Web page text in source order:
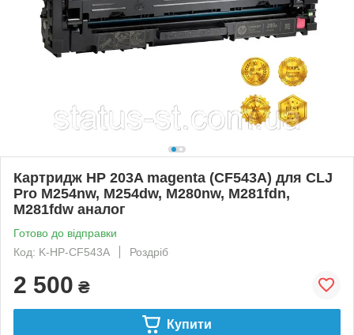
Картридж HP 203A magenta (CF543A) для CLJ
Pro M254nw, M254dw, M280nw, M281fdn,
M281fdw аналог
Готово до відправки
Код: K-HP-CF543A
Роздріб
2 500 ₴
Купити